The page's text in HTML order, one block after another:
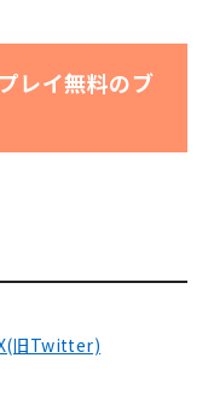
レイ無料のブ
旧Twitter)